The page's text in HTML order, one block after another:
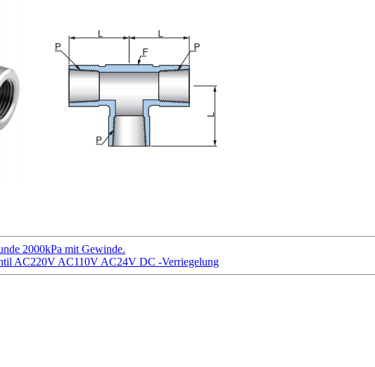
2000kPa mit Gewinde.
AC220V AC110V AC24V DC -Verriegelung